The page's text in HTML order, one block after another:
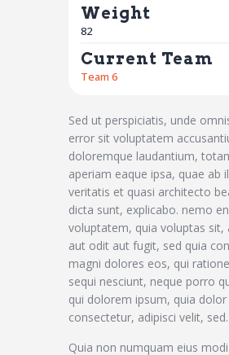
Weight
82
Current Team
Team 6
Sed ut perspiciatis, unde
error sit voluptatem
doloremque laudantium,
aperiam eaque ipsa, quae ab
veritatis et quasi architecto
dicta sunt, explicabo. nemo
voluptatem, quia voluptas sit,
aut odit aut fugit, sed quia
magni dolores eos, qui
sequi nesciunt, neque porro
qui dolorem ipsum, quia
consectetur, adipisci velit, sed.
Quia non numquam eius